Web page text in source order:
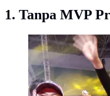
1. Tanpa MVP
Junaida Santi meraih
Valuable Player
Pertamina Enduro
2025. (foto: